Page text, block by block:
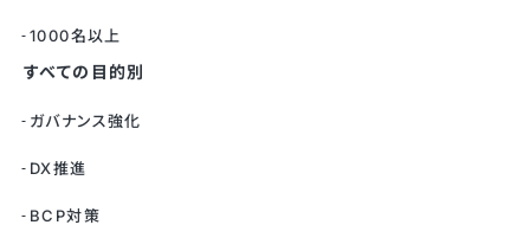
1000名以上
すべての目的別
ガバナンス強化
DX推進
BCP対策